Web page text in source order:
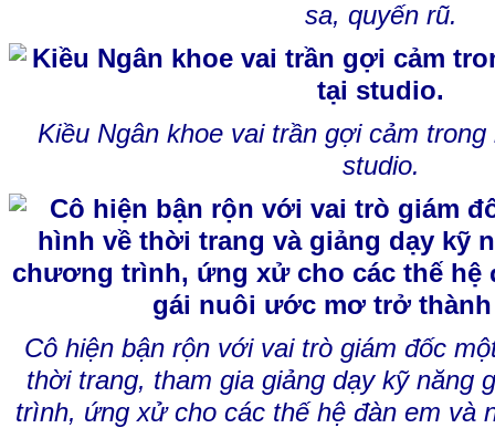
sa, quyến rũ.
Kiều Ngân khoe vai trần gợi cảm
studio.
Cô hiện bận rộn với vai trò giám đốc
thời trang, tham gia giảng dạy kỹ năng
trình, ứng xử cho các thế hệ đàn em và